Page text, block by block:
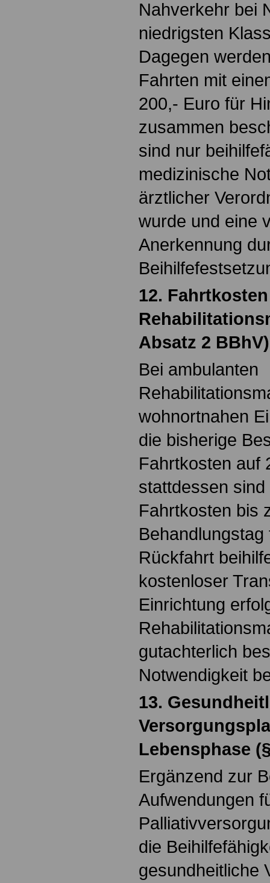
Nahverkehr bei
niedrigsten
Dagegen
Fahrten mit
200,- Euro für
zusammen
sind nur
medizinische
ärztlicher
wurde und eine
Anerkennung
12.
Absatz 2 BBhV)
Bei ambulanten
wohnortnahen
die bisherige
Fahrtkosten auf
stattdessen
Fahrtkosten bis
Rückfahrt
kostenloser
Einrichtung
gutachterlich
Notwendigkeit
13.
Lebensphase
Ergänzend zur
Aufwendungen
die
gesundheitliche